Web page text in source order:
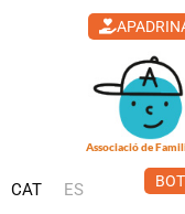
Associació de
CAT ES